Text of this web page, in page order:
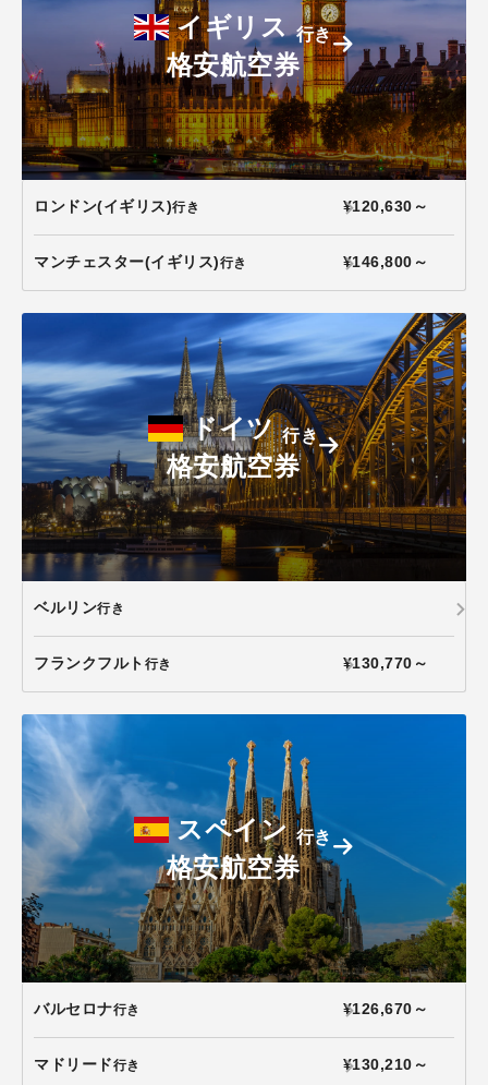
イギリス行き
格安航空券
ロンドン(イギリス)行き ¥120,630～
マンチェスター(イギリス)行き ¥146,800～
ドイツ行き
格安航空券
ベルリン行き
フランクフルト 行き ¥130,770～
スペイン行き
格安航空券
バルセロナ行き ¥126,670～
マドリード行き ¥130,210～